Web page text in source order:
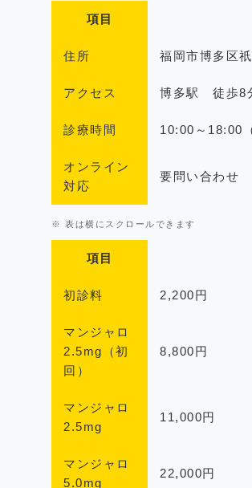
項目
住所 福岡市博多区
アクセス 博多駅 徒歩8
診療時間 10:00～18:00
オンライン
対応
要問い合わせ
項目
初診料 2,200円
マンジャロ
2.5mg（初
回）
8,800円
マンジャロ
2.5mg
11,000円
マンジャロ
5.0mg
22,000円